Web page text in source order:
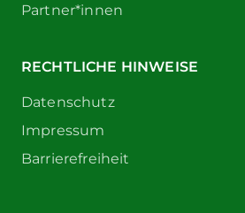
Partner*innen
RECHTLICHE HINWEISE
Datenschutz
Impressum
Barrierefreiheit